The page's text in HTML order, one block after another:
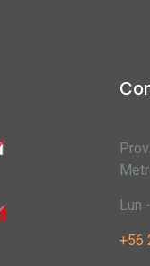
Lun
+56